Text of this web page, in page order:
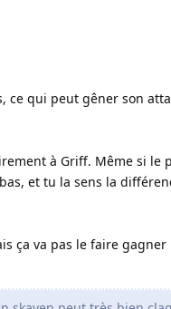
ce qui peut gêner son
à Griff. Même si le
et tu la sens la
ça va pas le faire